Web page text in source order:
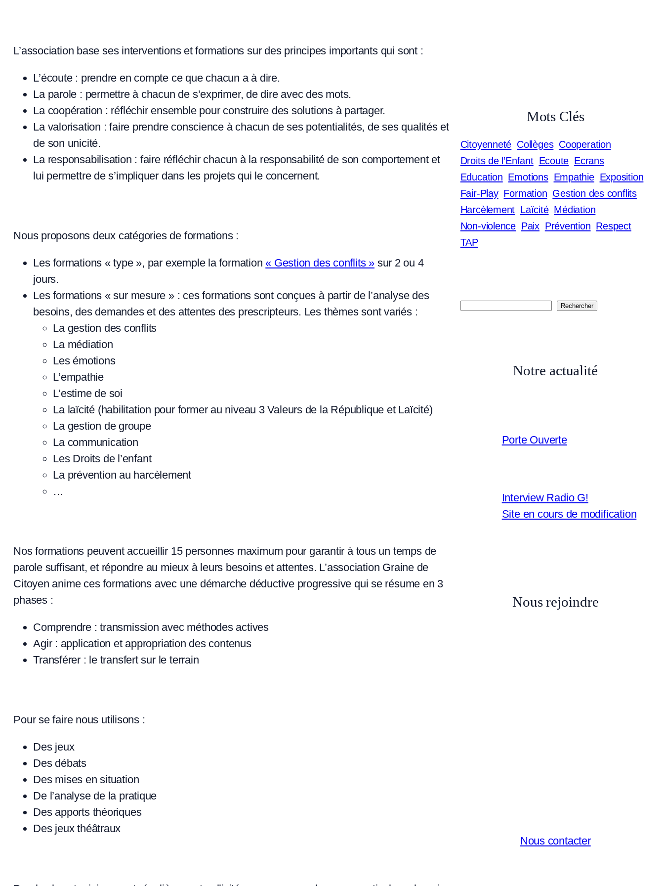
L’association base ses interventions et formations sur des principes importants qui sont :
L’écoute : prendre en compte ce que chacun a à dire.
La parole : permettre à chacun de s’exprimer, de dire avec des mots.
La coopération : réfléchir ensemble pour construire des solutions à partager.
La valorisation : faire prendre conscience à chacun de ses potentialités, de ses qualités et
de son unicité.
La responsabilisation : faire réfléchir chacun à la responsabilité de son comportement et
lui permettre de s’impliquer dans les projets qui le concernent.
Nous proposons deux catégories de formations :
Les formations « type », par exemple la formation « Gestion des conflits »sur 2 ou 4
jours.
Les formations « sur mesure » : ces formations sont conçues à partir de l’analyse des
besoins, des demandes et des attentes des prescripteurs. Les thèmes sont variés :
La gestion des conflits
La médiation
Les émotions
L’empathie
L’estime de soi
La laïcité (habilitation pour former au niveau 3 Valeurs de la République et Laïcité)
La gestion de groupe
La communication
Les Droits de l’enfant
La prévention au harcèlement
…
Nos formations peuvent accueillir 15 personnes maximum pour garantir à tous un temps de
parole suffisant, et répondre au mieux à leurs besoins et attentes. L’association Graine de
Citoyen anime ces formations avec une démarche déductive progressive qui se résume en 3
phases :
Comprendre : transmission avec méthodes actives
Agir : application et appropriation des contenus
Transférer : le transfert sur le terrain
Pour se faire nous utilisons :
Des jeux
Des débats
Des mises en situation
De l’analyse de la pratique
Des apports théoriques
Des jeux théâtraux
Mots Clés
Citoyenneté Collèges Cooperation
Droits de l’Enfant Ecoute Ecrans
Education Emotions Empathie Exposition
Fair-Play Formation Gestion des conflits
Harcèlement Laïcité Médiation
Non-violence Paix Prévention Respect
TAP
R
Rechercher
Notre actualité
Porte Ouverte
Interview Radio G!
Site en cours de modification
Nous rejoindre
Nous contacter